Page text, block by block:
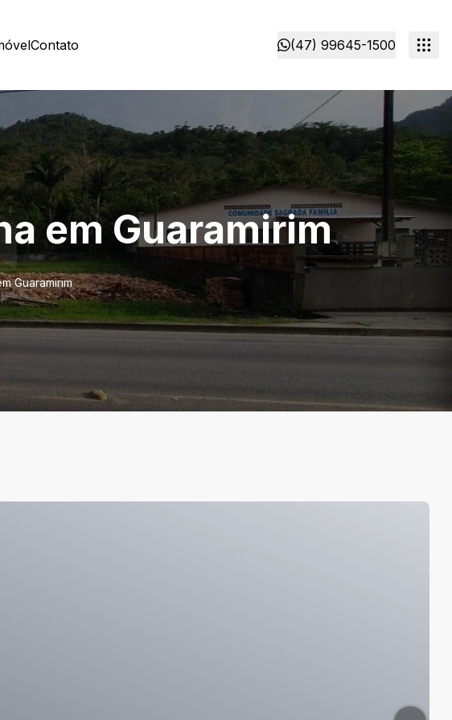
Contato (47) 99645-1500
em Guaramirim
Guaramirim